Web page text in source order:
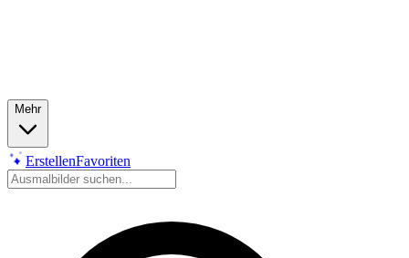
Mehr
ErstellenFavoriten